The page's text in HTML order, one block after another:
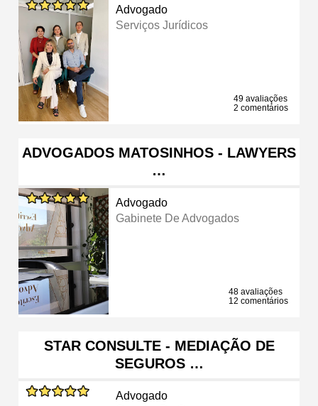
Advogado
Serviços Jurídicos
49 avaliações
2 comentários
ADVOGADOS MATOSINHOS - LAWYERS
…
Advogado
Gabinete De Advogados
48 avaliações
12 comentários
STAR CONSULTE - MEDIAÇÃO DE
SEGUROS …
Advogado